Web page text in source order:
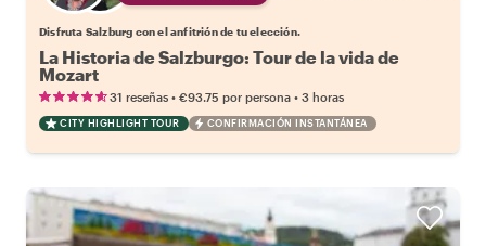
Disfruta Salzburg con el anfitrión de tu elección.
La Historia de Salzburgo: Tour de la vida de
Mozart
31 reseñas • €93.75 por persona • 3 horas
CITY HIGHLIGHT TOUR CONFIRMACIÓN INSTANTÁNEA